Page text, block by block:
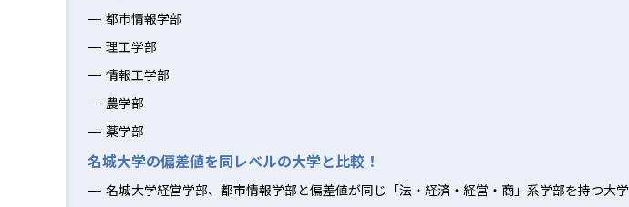
都市情報学部
理工学部
情報工学部
農学部
薬学部
名城大学の偏差値を同レベルの大学と比較！
名城大学経営学部、都市情報学部と偏差値が同じ「法・経済・経営・商」系学部を持つ大学